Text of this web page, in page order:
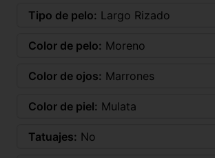
Tipo de pelo: Largo Rizado
Color de pelo: Moreno
Color de ojos: Marrones
Color de piel: Mulata
Tatuajes: No